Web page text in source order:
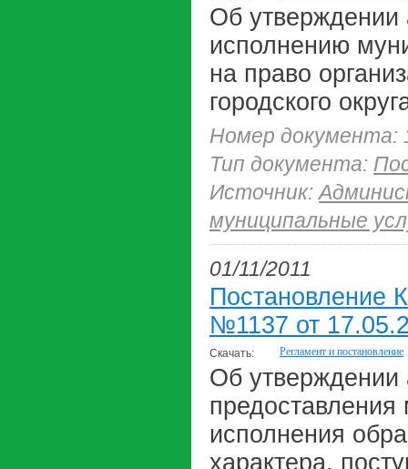
Об утверждении
исполнению
на право
городского
Номер документа:
Тип документа:
Источник:
муниципальные
01/11/2011
Постановление
№1137 от
Скачать: Регламент и постановление
Об утверждении
предоставления
исполнения
характера,